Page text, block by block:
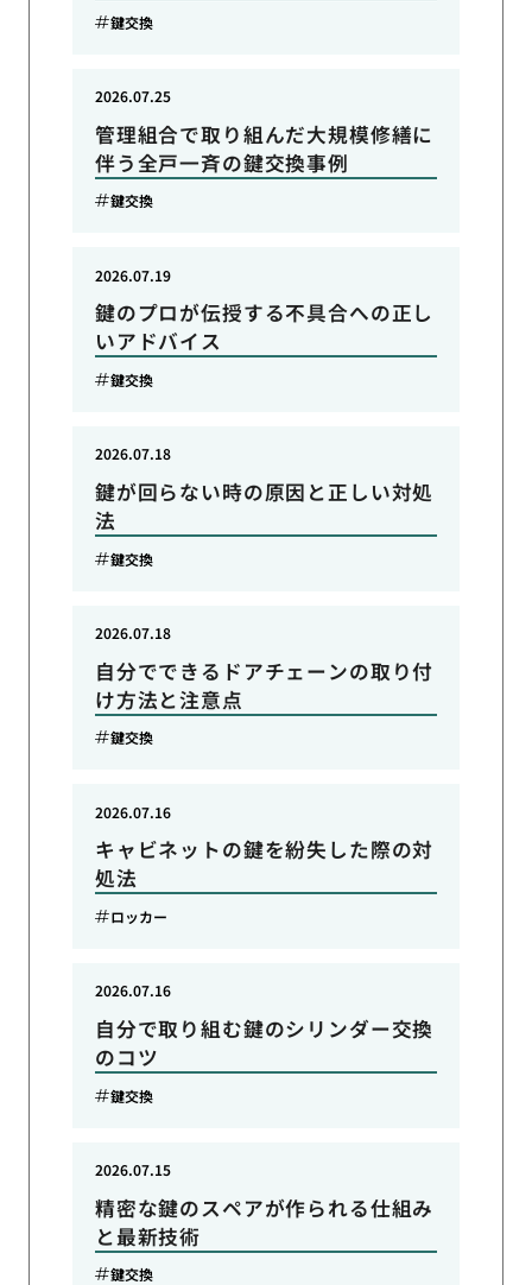
鍵交換
管理組合で取り組んだ大規模修繕に
伴う全戸一斉の鍵交換事例
2026.07.25
鍵交換
鍵のプロが伝授する不具合への正し
いアドバイス
2026.07.19
鍵交換
鍵が回らない時の原因と正しい対処
法
2026.07.18
鍵交換
自分でできるドアチェーンの取り付
け方法と注意点
2026.07.18
鍵交換
キャビネットの鍵を紛失した際の対
処法
2026.07.16
ロッカー
自分で取り組む鍵のシリンダー交換
のコツ
2026.07.16
鍵交換
精密な鍵のスペアが作られる仕組み
と最新技術
2026.07.15
鍵交換